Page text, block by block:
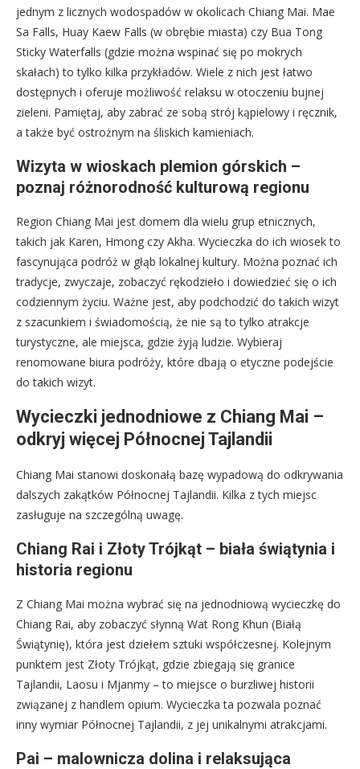
jednym z licznych wodospadów w okolicach Chiang Mai. Mae
Sa Falls, Huay Kaew Falls (w obrębie miasta) czy Bua Tong
Sticky Waterfalls (gdzie można wspinać się po mokrych
skałach) to tylko kilka przykładów. Wiele z nich jest łatwo
dostępnych i oferuje możliwość relaksu w otoczeniu bujnej
zieleni. Pamiętaj, aby zabrać ze sobą strój kąpielowy i ręcznik,
a także być ostrożnym na śliskich kamieniach.
Wizyta w wioskach plemion górskich –
poznaj różnorodność kulturową regionu
Region Chiang Mai jest domem dla wielu grup etnicznych,
takich jak Karen, Hmong czy Akha. Wycieczka do ich wiosek to
fascynująca podróż w głąb lokalnej kultury. Można poznać ich
tradycje, zwyczaje, zobaczyć rękodzieło i dowiedzieć się o ich
codziennym życiu. Ważne jest, aby podchodzić do takich wizyt
z szacunkiem i świadomością, że nie są to tylko atrakcje
turystyczne, ale miejsca, gdzie żyją ludzie. Wybieraj
renomowane biura podróży, które dbają o etyczne podejście
do takich wizyt.
Wycieczki jednodniowe z Chiang Mai –
odkryj więcej Północnej Tajlandii
Chiang Mai stanowi doskonałą bazę wypadową do odkrywania
dalszych zakątków Północnej Tajlandii. Kilka z tych miejsc
zasługuje na szczególną uwagę.
Chiang Rai i Złoty Trójkąt – biała świątynia i
historia regionu
Z Chiang Mai można wybrać się na jednodniową wycieczkę do
Chiang Rai, aby zobaczyć słynną Wat Rong Khun (Białą
Świątynię), która jest dziełem sztuki współczesnej. Kolejnym
punktem jest Złoty Trójkąt, gdzie zbiegają się granice
Tajlandii, Laosu i Mjanmy – to miejsce o burzliwej historii
związanej z handlem opium. Wycieczka ta pozwala poznać
inny wymiar Północnej Tajlandii, z jej unikalnymi atrakcjami.
Pai – malownicza dolina i relaksująca